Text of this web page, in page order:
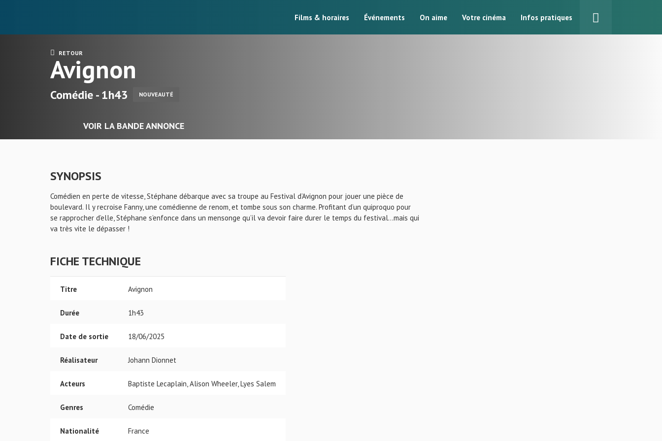
Films & horaires Événements On aime Votre cinéma Infos pratiques
RETOUR
Avignon
Comédie - 1h43 NOUVEAUTÉ
VOIR LA BANDE ANNONCE
SYNOPSIS
Comédien en perte de vitesse, Stéphane débarque avec sa troupe au Festival d’Avignon pour jouer une pièce de
boulevard. Il y recroise Fanny, une comédienne de renom, et tombe sous son charme. Profitant d’un quiproquo pour
se rapprocher d’elle, Stéphane s’enfonce dans un mensonge qu’il va devoir faire durer le temps du festival…mais qui
va très vite le dépasser !
FICHE TECHNIQUE
Titre Avignon
Durée 1h43
Date de sortie 18/06/2025
Réalisateur Johann Dionnet
Acteurs Baptiste Lecaplain, Alison Wheeler, Lyes Salem
Genres Comédie
Nationalité France